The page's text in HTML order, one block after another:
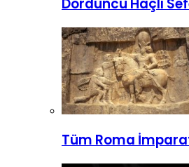
Dördüncü Haçlı
Tüm Roma